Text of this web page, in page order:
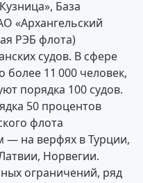
База
«Архангельский
РЭБ флота)
судов. В сфере
более 11 000 человек,
порядка 100 судов.
50 процентов
флота
— на верфях в Турции,
Норвегии.
ограничений, ряд